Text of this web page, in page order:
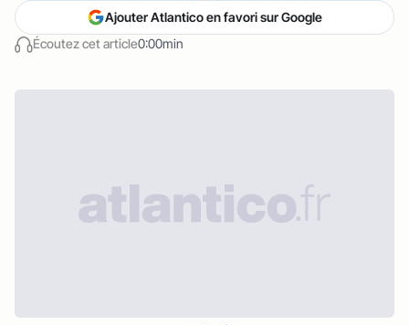
Écoutez cet article0:00min
Ajouter Atlantico en favori sur Google